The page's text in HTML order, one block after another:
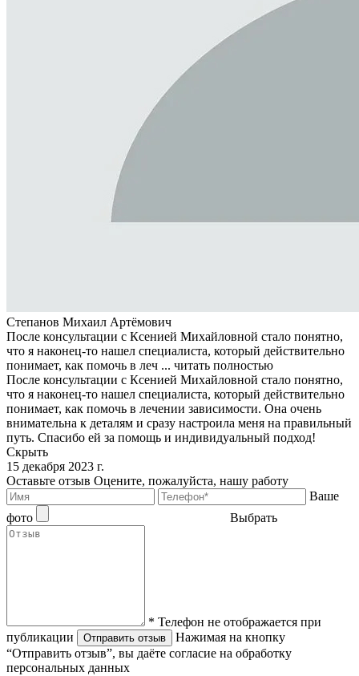
Степанов Михаил Артёмович
После консультации с Ксенией Михайловной стало понятно,
что я наконец-то нашел специалиста, который действительно
понимает, как помочь в леч ... читать полностью
После консультации с Ксенией Михайловной стало понятно,
что я наконец-то нашел специалиста, который действительно
понимает, как помочь в лечении зависимости. Она очень
внимательна к деталям и сразу настроила меня на правильный
путь. Спасибо ей за помощь и индивидуальный подход!
Скрыть
15 декабря 2023 г.
Оставьте отзыв Оцените, пожалуйста, нашу работу
Ваше
фото
Выбрать
* Телефон не отображается при
публикации
Отправить отзыв
Нажимая на кнопку
“Отправить отзыв”, вы даёте согласие на обработку
персональных данных